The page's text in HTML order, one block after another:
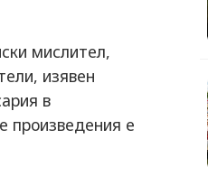
мислител,
изявен
в
произведения е